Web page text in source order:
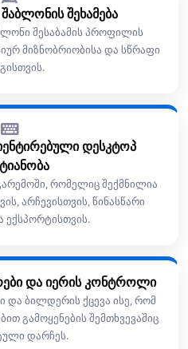
შეხამება
შესაბამის პროფილის
მიზნობრიობისა და სწრაფი
დესკტოპ
რომელიც შექმნილია
არჩევისთვის, წინასწარი
ექსპორტისთვის.
და იერის კონტროლი
და ბილდერის ქცევა ისე, რომ
გამოყენების შემთხვევაშიც
დარჩეს.